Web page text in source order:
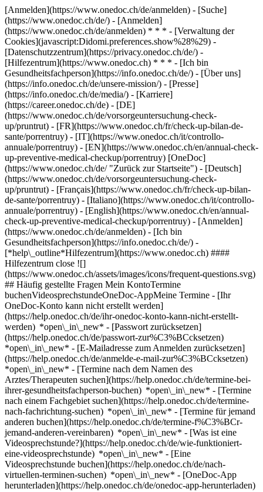
[Anmelden](https://www.onedoc.ch/de/anmelden) - [Suche]
(https://www.onedoc.ch/de/) - [Anmelden]
(https://www.onedoc.ch/de/anmelden) * * * - [Verwaltung der
Cookies](javascript:Didomi.preferences.show%28%29) -
[Datenschutzzentrum](https://privacy.onedoc.ch/de/) -
[Hilfezentrum](https://www.onedoc.ch) * * * - [Ich bin
Gesundheitsfachperson](https://info.onedoc.ch/de/) - [Über uns]
(https://info.onedoc.ch/de/unsere-mission/) - [Presse]
(https://info.onedoc.ch/de/media/) - [Karriere]
(https://career.onedoc.ch/de) - [DE]
(https://www.onedoc.ch/de/vorsorgeuntersuchung-check-
up/pruntrut) - [FR](https://www.onedoc.ch/fr/check-up-bilan-de-
sante/porrentruy) - [IT](https://www.onedoc.ch/it/controllo-
annuale/porrentruy) - [EN](https://www.onedoc.ch/en/annual-check-
up-preventive-medical-checkup/porrentruy) [OneDoc]
(https://www.onedoc.ch/de/ "Zurück zur Startseite") - [Deutsch]
(https://www.onedoc.ch/de/vorsorgeuntersuchung-check-
up/pruntrut) - [Français](https://www.onedoc.ch/fr/check-up-bilan-
de-sante/porrentruy) - [Italiano](https://www.onedoc.ch/it/controllo-
annuale/porrentruy) - [English](https://www.onedoc.ch/en/annual-
check-up-preventive-medical-checkup/porrentruy) - [Anmelden]
(https://www.onedoc.ch/de/anmelden) - [Ich bin
Gesundheitsfachperson](https://info.onedoc.ch/de/) -
[*help\_outline*Hilfezentrum](https://www.onedoc.ch) ####
Hilfezentrum close ![]
(https://www.onedoc.ch/assets/images/icons/frequent-questions.svg)
## Häufig gestellte Fragen Mein KontoTermine
buchenVideosprechstundeOneDoc-AppMeine Termine - [Ihr
OneDoc-Konto kann nicht erstellt werden]
(https://help.onedoc.ch/de/ihr-onedoc-konto-kann-nicht-erstellt-
werden) *open\_in\_new* - [Passwort zurücksetzen]
(https://help.onedoc.ch/de/passwort-zur%C3%BCcksetzen)
*open\_in\_new* - [E-Mailadresse zum Anmelden zurücksetzen]
(https://help.onedoc.ch/de/anmelde-e-mail-zur%C3%BCcksetzen)
*open\_in\_new* - [Termine nach dem Namen des
Arztes/Therapeuten suchen](https://help.onedoc.ch/de/termine-bei-
ihrer-gesundheitsfachperson-buchen) *open\_in\_new* - [Termine
nach einem Fachgebiet suchen](https://help.onedoc.ch/de/termine-
nach-fachrichtung-suchen) *open\_in\_new* - [Termine für jemand
anderen buchen](https://help.onedoc.ch/de/termine-f%C3%BCr-
jemand-anderen-vereinbaren) *open\_in\_new* - [Was ist eine
Videosprechstunde?](https://help.onedoc.ch/de/wie-funktioniert-
eine-videosprechstunde) *open\_in\_new* - [Eine
Videosprechstunde buchen](https://help.onedoc.ch/de/nach-
virtuellen-terminen-suchen) *open\_in\_new* - [OneDoc-App
herunterladen](https://help.onedoc.ch/de/onedoc-app-herunterladen)